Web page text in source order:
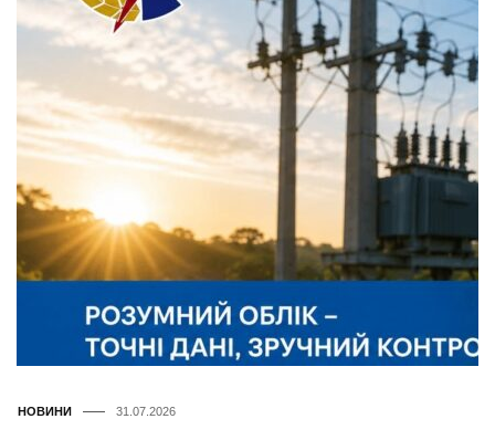
НОВИНИ 31.07.2026